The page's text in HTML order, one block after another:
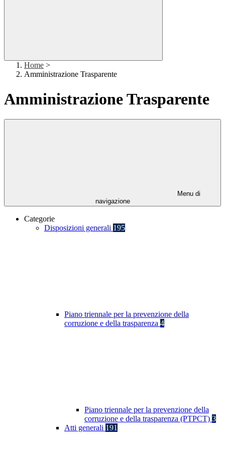
Home >
Amministrazione Trasparente
Amministrazione Trasparente
Menu di
navigazione
Categorie
Disposizioni generali 195
Piano triennale per la prevenzione della
corruzione e della trasparenza 4
Piano triennale per la prevenzione della
corruzione e della trasparenza (PTPCT) 3
Atti generali 191